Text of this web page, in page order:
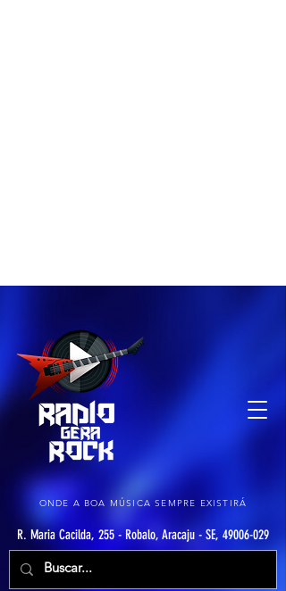
ONDE A BOA MÚSICA SEMPRE EXISTIRÁ
R. Maria Cacilda, 255 - Robalo, Aracaju - SE, 49006-029